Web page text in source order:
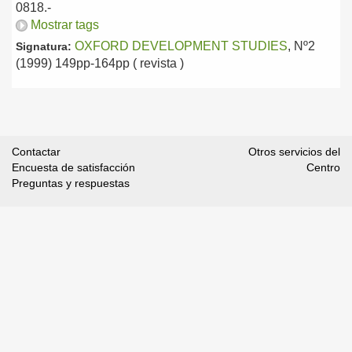
0818.-
Mostrar tags
Signatura: OXFORD DEVELOPMENT STUDIES, Nº2
(1999) 149pp-164pp ( revista )
Contactar
Encuesta de satisfacción
Preguntas y respuestas
Otros servicios del
Centro